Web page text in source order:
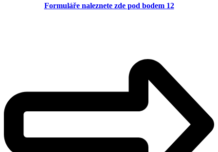
Formuláře naleznete zde pod bodem 12